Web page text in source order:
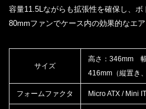
容量11.5Lながらも拡張性を確保し、
80mmファンでケース内の効果的なエア
サイズ
高さ：346mm
416mm（縦置き
フォームファクタ Micro ATX / Mini